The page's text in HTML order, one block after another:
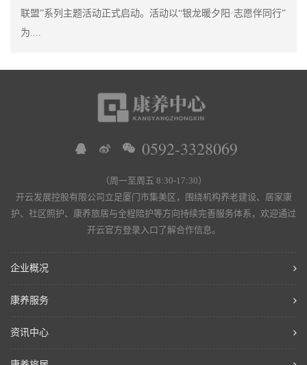
联盟”系列主题活动正式启动。活动以“银龙暖夕阳·志愿伴同行”
为....
0592-3328069
（周一至周五 8:30-17:30）
开云发展控股有限公司立足厦门市集美区，围绕机构养老建设、居家康
护、社区照护、康养旅居与全程陪护等方向持续完善服务体系，欢迎通过
开云官方登录入口了解合作信息。
企业概况
康养服务
资讯中心